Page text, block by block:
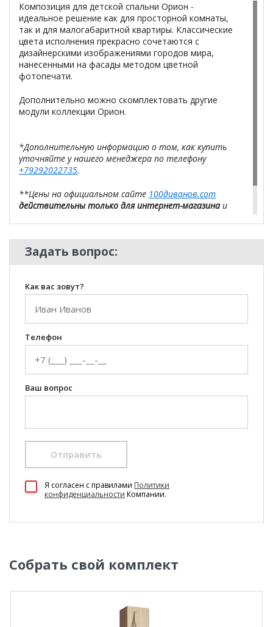
Композиция для детской спальни Орион -
идеальное решение как для просторной комнаты,
так и для малогабаритной квартиры. Классические
цвета исполнения прекрасно сочетаются с
дизайнерскими изображениями городов мира,
нанесенными на фасады методом цветной
фотопечати.
Дополнительно можно скомплектовать другие
модули коллекции Орион.
*Дополнительную информацию о том, как купить
уточняйте у нашего менеджера по телефону
+79292022735.
**Цены на официальном сайте 100диванов.com
действительны только для интернет-магазинаи
Задать вопрос:
Как вас зовут?
Телефон
Ваш вопрос
Отправить
Я согласен c правилами Политики
конфиденциальности Компании.
Собрать свой комплект